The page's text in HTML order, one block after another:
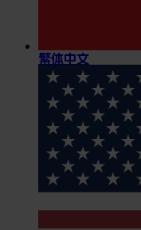
繁体中文